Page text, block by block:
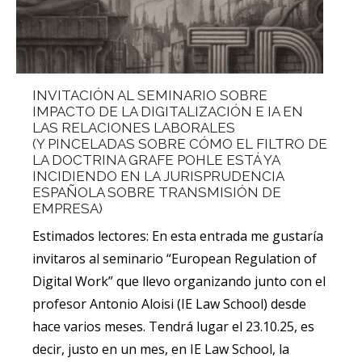
INVITACIÓN AL SEMINARIO SOBRE
IMPACTO DE LA DIGITALIZACIÓN E IA EN
LAS RELACIONES LABORALES
(Y PINCELADAS SOBRE CÓMO EL FILTRO DE
LA DOCTRINA GRAFE POHLE ESTÁ YA
INCIDIENDO EN LA JURISPRUDENCIA
ESPAÑOLA SOBRE TRANSMISIÓN DE
EMPRESA)
Estimados lectores: En esta entrada me gustaría
invitaros al seminario “European Regulation of
Digital Work” que llevo organizando junto con el
profesor Antonio Aloisi (IE Law School) desde
hace varios meses. Tendrá lugar el 23.10.25, es
decir, justo en un mes, en IE Law School, la